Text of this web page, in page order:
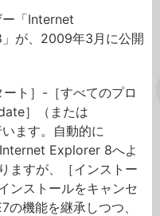
「Internet
が、2009年3月に公開
ト］-［すべてのプロ
］（または
ます。自動的に
Explorer 8へよ
ますが、［インストー
ンストールをキャンセ
機能を継承しつつ、